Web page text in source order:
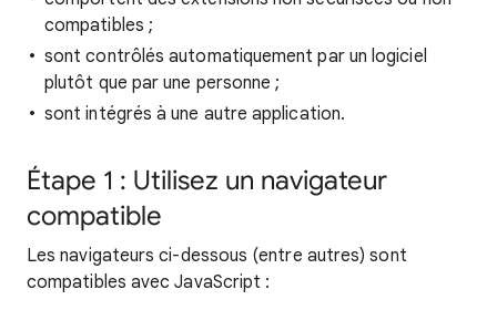
compatibles ;
sont contrôlés automatiquement par un logiciel
plutôt que par une personne ;
sont intégrés à une autre application.
Étape 1 : Utilisez un navigateur
compatible
Les navigateurs ci-dessous (entre autres) sont
compatibles avec JavaScript :